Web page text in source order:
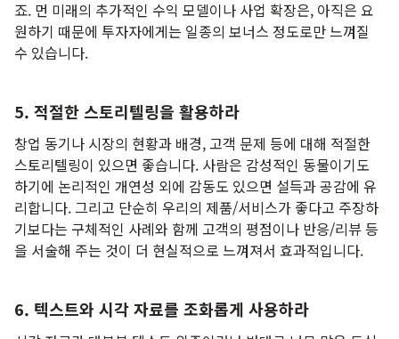
죠. 먼 미래의 추가적인 수익 모델이나 사업 확장은, 아직은 요
원하기 때문에 투자자에게는 일종의 보너스 정도로만 느껴질
수 있습니다.
5. 적절한 스토리텔링을 활용하라
창업 동기나 시장의 현황과 배경, 고객 문제 등에 대해 적절한
스토리텔링이 있으면 좋습니다. 사람은 감성적인 동물이기도
하기에 논리적인 개연성 외에 감동도 있으면 설득과 공감에 유
리합니다. 그리고 단순히 우리의 제품/서비스가 좋다고 주장하
기보다는 구체적인 사례와 함께 고객의 평점이나 반응/리뷰 등
을 서술해 주는 것이 더 현실적으로 느껴져서 효과적입니다.
6. 텍스트와 시각 자료를 조화롭게 사용하라